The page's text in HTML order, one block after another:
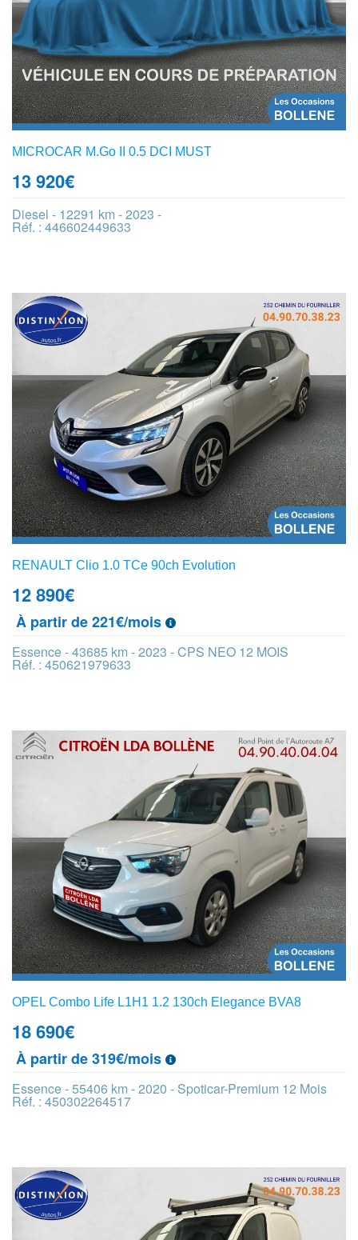
MICROCAR M.Go II 0.5 DCI MUST
13 920€
Diesel - 12291 km - 2023 -
Réf. : 446602449633
RENAULT Clio 1.0 TCe 90ch Evolution
12 890€
À partir de 221€/mois
Essence - 43685 km - 2023 - CPS NEO 12 MOIS
Réf. : 450621979633
OPEL Combo Life L1H1 1.2 130ch Elegance BVA8
18 690€
À partir de 319€/mois
Essence - 55406 km - 2020 - Spoticar-Premium 12 Mois
Réf. : 450302264517